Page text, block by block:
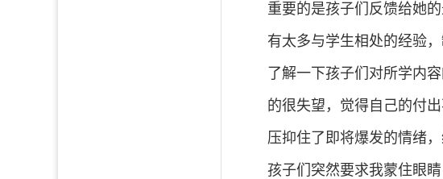
重要的是孩子们反馈给她
有太多与学生相处的经验
了解一下孩子们对所学内
的很失望，觉得自己的付
压抑住了即将爆发的情绪
孩子们突然要求我蒙住眼